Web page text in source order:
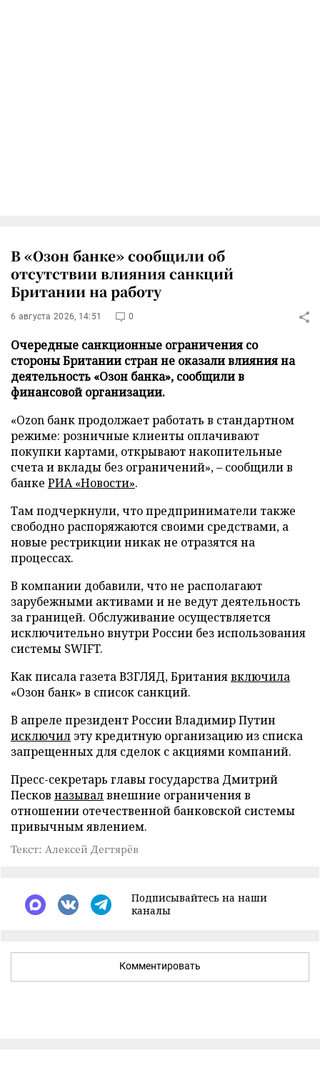
В «Озон банке» сообщили об
отсутствии влияния санкций
Британии на работу
6 августа 2026, 14:51 0
Очередные санкционные ограничения со
стороны Британии стран не оказали влияния на
деятельность «Озон банка», сообщили в
финансовой организации.
«Ozon банк продолжает работать в стандартном
режиме: розничные клиенты оплачивают
покупки картами, открывают накопительные
счета и вклады без ограничений», – сообщили в
банке РИА «Новости».
Там подчеркнули, что предприниматели также
свободно распоряжаются своими средствами, а
новые рестрикции никак не отразятся на
процессах.
В компании добавили, что не располагают
зарубежными активами и не ведут деятельность
за границей. Обслуживание осуществляется
исключительно внутри России без использования
системы SWIFT.
Как писала газета ВЗГЛЯД, Британиявключила
«Озон банк» в список санкций.
В апреле президент России Владимир Путин
исключил эту кредитную организацию из списка
запрещенных для сделок с акциями компаний.
Пресс-секретарь главы государства Дмитрий
Песков называлвнешние ограничения в
отношении отечественной банковской системы
привычным явлением.
Текст: Алексей Дегтярёв
Подписывайтесь на наши
каналы
Комментировать